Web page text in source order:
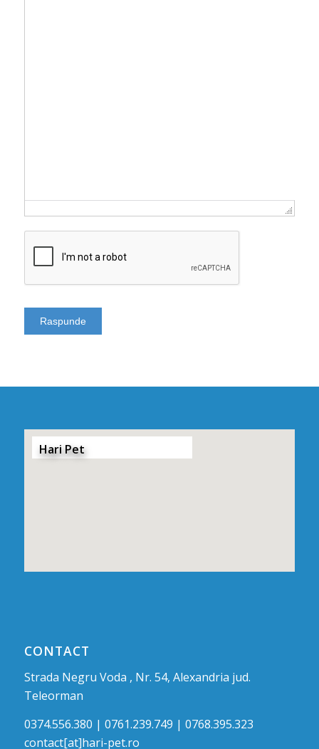
Hari Pet
CONTACT
Strada Negru Voda , Nr. 54, Alexandria jud.
Teleorman
0374.556.380 | 0761.239.749 | 0768.395.323
contact[at]hari-pet.ro